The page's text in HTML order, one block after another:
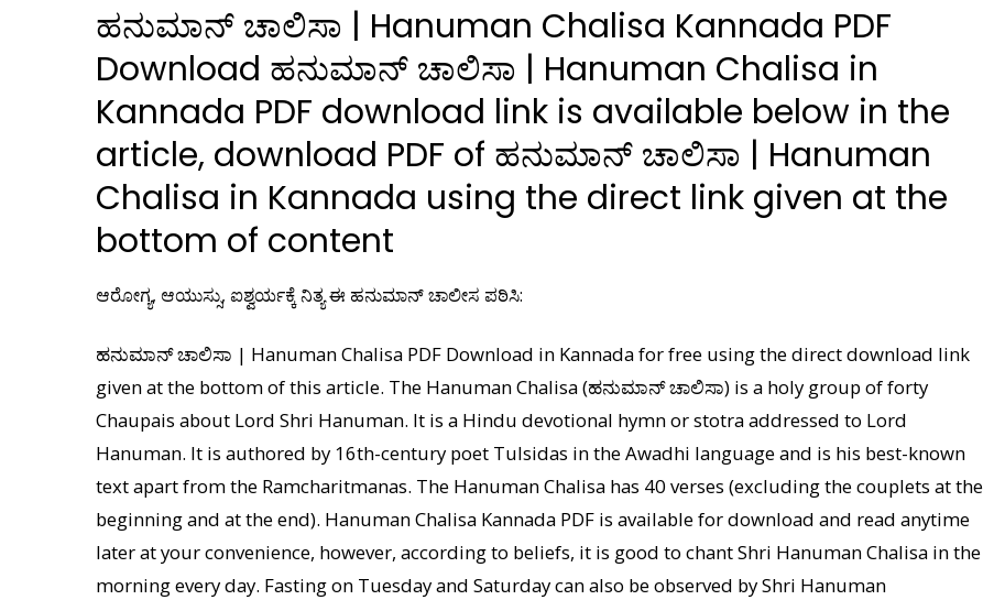
ಹನುಮಾನ್ ಚಾಲಿಸಾ | Hanuman Chalisa Kannada PDF
Download ಹನುಮಾನ್ ಚಾಲಿಸಾ | Hanuman Chalisa in
Kannada PDF download link is available below in the
article, download PDF of ಹನುಮಾನ್ ಚಾಲಿಸಾ | Hanuman
Chalisa in Kannada using the direct link given at the
bottom of content
ಆರೋಗ್ಯ, ಆಯುಸ್ಸು, ಐಶ್ವರ್ಯಕ್ಕೆ ನಿತ್ಯ ಈ ಹನುಮಾನ್ ಚಾಲೀಸ ಪಠಿಸಿ:
ಹನುಮಾನ್ ಚಾಲಿಸಾ | Hanuman Chalisa PDF Download in Kannada for free using the direct download link
given at the bottom of this article. The Hanuman Chalisa (ಹನುಮಾನ್ ಚಾಲಿಸಾ) is a holy group of forty
Chaupais about Lord Shri Hanuman. It is a Hindu devotional hymn or stotra addressed to Lord
Hanuman. It is authored by 16th-century poet Tulsidas in the Awadhi language and is his best-known
text apart from the Ramcharitmanas. The Hanuman Chalisa has 40 verses (excluding the couplets at the
beginning and at the end). Hanuman Chalisa Kannada PDF is available for download and read anytime
later at your convenience, however, according to beliefs, it is good to chant Shri Hanuman Chalisa in the
morning every day. Fasting on Tuesday and Saturday can also be observed by Shri Hanuman